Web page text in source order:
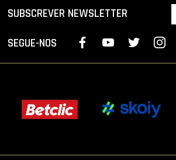
SUBSCREVER NEWSLETTER
SEGUE-NOS